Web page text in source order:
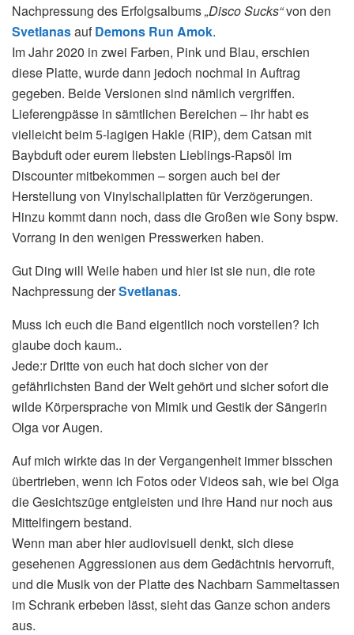
Nachpressung des Erfolgsalbums„Disco Sucks“von den
SvetlanasaufDemons Run Amok.
Im Jahr 2020 in zwei Farben, Pink und Blau, erschien
diese Platte, wurde dann jedoch nochmal in Auftrag
gegeben. Beide Versionen sind nämlich vergriffen.
Lieferengpässe in sämtlichen Bereichen – ihr habt es
vielleicht beim 5-lagigen Hakle (RIP), dem Catsan mit
Baybduft oder eurem liebsten Lieblings-Rapsöl im
Discounter mitbekommen – sorgen auch bei der
Herstellung von Vinylschallplatten für Verzögerungen.
Hinzu kommt dann noch, dass die Großen wie Sony bspw.
Vorrang in den wenigen Presswerken haben.
Gut Ding will Weile haben und hier ist sie nun, die rote
Nachpressung derSvetlanas.
Muss ich euch die Band eigentlich noch vorstellen? Ich
glaube doch kaum..
Jede:r Dritte von euch hat doch sicher von der
gefährlichsten Band der Welt gehört und sicher sofort die
wilde Körpersprache von Mimik und Gestik der Sängerin
Olga vor Augen.
Auf mich wirkte das in der Vergangenheit immer bisschen
übertrieben, wenn ich Fotos oder Videos sah, wie bei Olga
die Gesichtszüge entgleisten und ihre Hand nur noch aus
Mittelfingern bestand.
Wenn man aber hier audiovisuell denkt, sich diese
gesehenen Aggressionen aus dem Gedächtnis hervorruft,
und die Musik von der Platte des Nachbarn Sammeltassen
im Schrank erbeben lässt, sieht das Ganze schon anders
aus.